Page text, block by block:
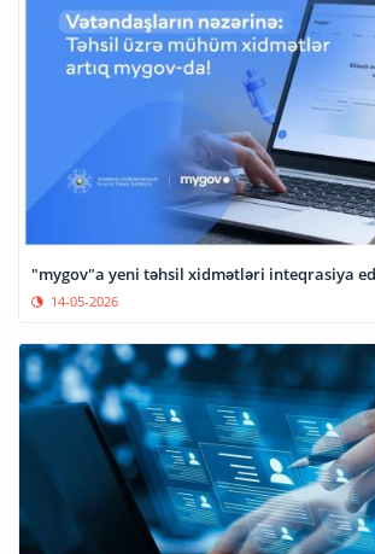
"mygov"a yeni təhsil xidmətləri inteqrasiya
14-05-2026